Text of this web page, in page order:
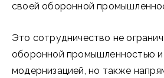
своей оборонной
Это сотрудничество не
оборонной промышленностью и
модернизацией, но также